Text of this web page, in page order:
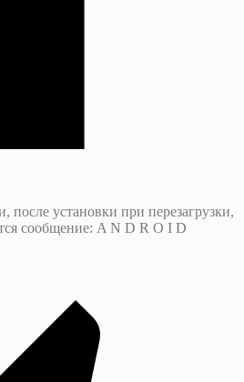
после установки при перезагрузки,
сообщение: A N D R O I D